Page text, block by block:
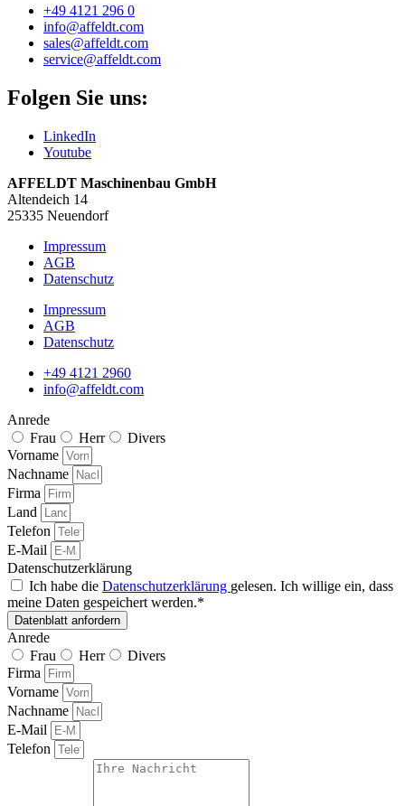
+49 4121 296 0
info@affeldt.com
sales@affeldt.com
service@affeldt.com
Folgen Sie uns:
LinkedIn
Youtube
AFFELDT Maschinenbau GmbH
Altendeich 14
25335 Neuendorf
Impressum
AGB
Datenschutz
Impressum
AGB
Datenschutz
+49 4121 2960
info@affeldt.com
Anrede
Frau
Herr
Divers
Vorname
Nachname
Firma
Land
Telefon
E-Mail
Datenschutzerklärung
Ich habe die Datenschutzerklärung gelesen. Ich willige ein, dass
meine Daten gespeichert werden.*
Datenblatt anfordern
Anrede
Frau
Herr
Divers
Firma
Vorname
Nachname
E-Mail
Telefon